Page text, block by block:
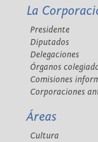
La
Presidente
Diputados
Delegaciones
Órganos
Comisiones
Corporaciones
Áreas
Cultura